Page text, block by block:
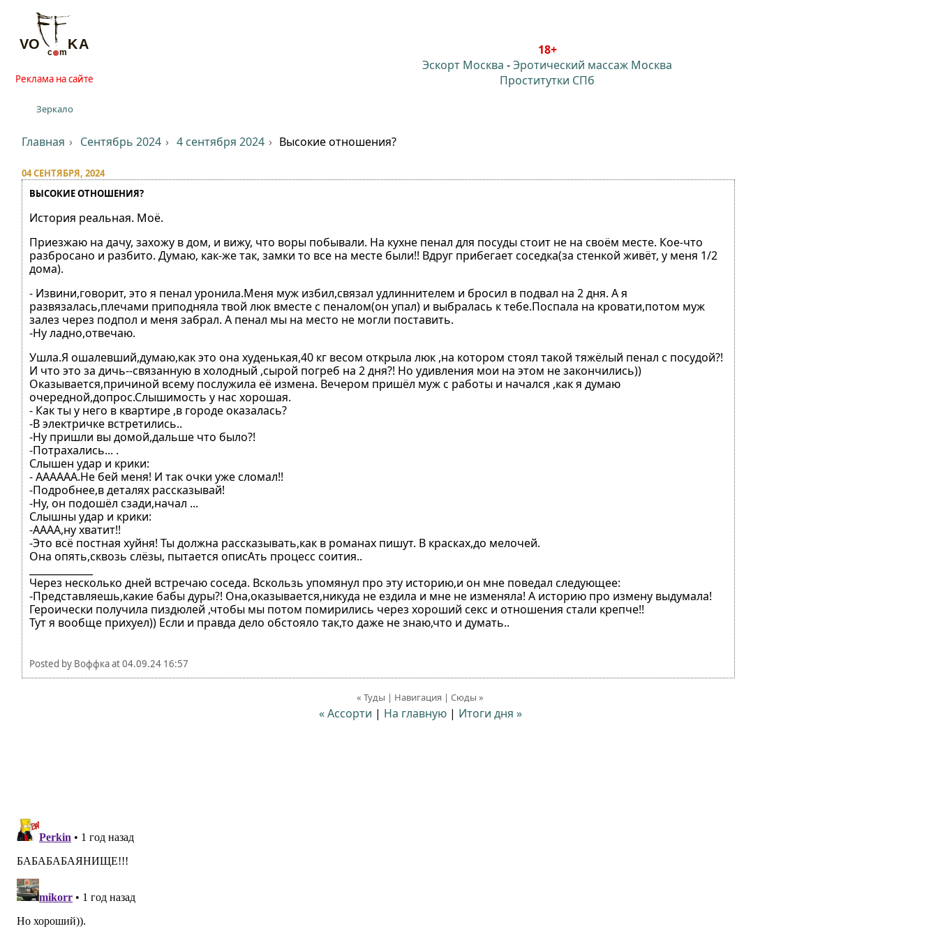
Реклама на сайте
Зеркало
18+
Эскорт Москва -Эротический массаж Москва
Проститутки СПб
Главная Сентябрь 2024 4 сентября 2024 Высокие отношения?
04 СЕНТЯБРЯ, 2024
ВЫСОКИЕ ОТНОШЕНИЯ?
История реальная. Моё.
Приезжаю на дачу, захожу в дом, и вижу, что воры побывали. На кухне пенал для посуды стоит не на своём месте. Кое-что
разбросано и разбито. Думаю, как-же так, замки то все на месте были!! Вдруг прибегает соседка(за стенкой живёт, у меня 1/2
дома).
- Извини,говорит, это я пенал уронила.Меня муж избил,связал удлиннителем и бросил в подвал на 2 дня. А я
развязалась,плечами приподняла твой люк вместе с пеналом(он упал) и выбралась к тебе.Поспала на кровати,потом муж
залез через подпол и меня забрал. А пенал мы на место не могли поставить.
-Ну ладно,отвечаю.
Ушла.Я ошалевший,думаю,как это она худенькая,40 кг весом открыла люк ,на котором стоял такой тяжёлый пенал с посудой?!
И что это за дичь--связанную в холодный ,сырой погреб на 2 дня?! Но удивления мои на этом не закончились))
Оказывается,причиной всему послужила её измена. Вечером пришёл муж с работы и начался ,как я думаю
очередной,допрос.Слышимость у нас хорошая.
- Как ты у него в квартире ,в городе оказалась?
-В электричке встретились..
-Ну пришли вы домой,дальше что было?!
-Потрахались... .
Слышен удар и крики:
- АААААА.Не бей меня! И так очки уже сломал!!
-Подробнее,в деталях рассказывай!
-Ну, он подошёл сзади,начал ...
Слышны удар и крики:
-АААА,ну хватит!!
-Это всё постная хуйня! Ты должна рассказывать,как в романах пишут. В красках,до мелочей.
Она опять,сквозь слёзы, пытается описАть процесс соития..
Через несколько дней встречаю соседа. Вскользь упомянул про эту историю,и он мне поведал следующее:
-Представляешь,какие бабы дуры?! Она,оказывается,никуда не ездила и мне не изменяла! А историю про измену выдумала!
Героически получила пиздюлей ,чтобы мы потом помирились через хороший секс и отношения стали крепче!!
Тут я вообще прихуел)) Если и правда дело обстояло так,то даже не знаю,что и думать..
Posted by Воффкаat04.09.24 16:57
« Туды | Навигация | Сюды »
« Ассорти | На главную| Итоги дня »